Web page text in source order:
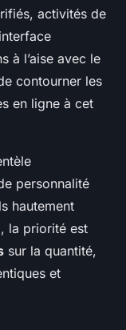
activités de
à l’aise avec le
contourner les
en ligne à cet
personnalité
hautement
la priorité est
sur la quantité,
et